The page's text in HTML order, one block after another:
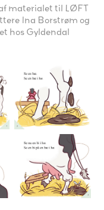
materialet til LØFT
Ina Borstrøm og
hos Gyldendal